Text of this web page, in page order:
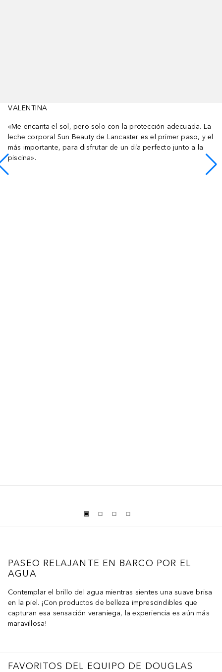
VALENTINA
«Me encanta el sol, pero solo con la protección adecuada. La
leche corporal Sun Beauty de Lancaster es el primer paso, y el
más importante, para disfrutar de un día perfecto junto a la
piscina».
PASEO RELAJANTE EN BARCO POR EL
AGUA
Contemplar el brillo del agua mientras sientes una suave brisa
en la piel. ¡Con productos de belleza imprescindibles que
capturan esa sensación veraniega, la experiencia es aún más
maravillosa!
FAVORITOS DEL EQUIPO DE DOUGLAS